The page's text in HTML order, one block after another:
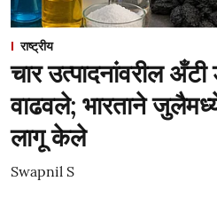
राष्ट्रीय
चार उत्पादनांवरील
वाढवले; भारताने
लागू केले
Swapnil S